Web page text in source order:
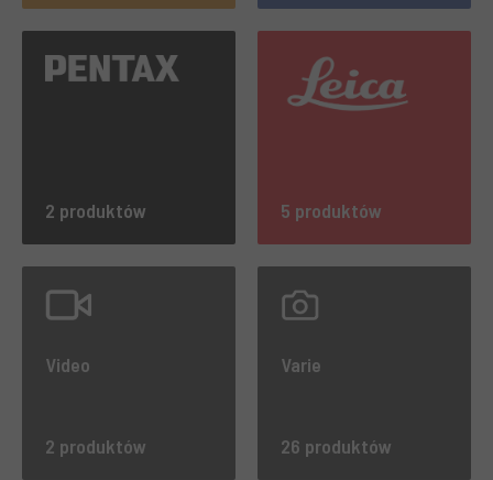
2 produktów 5 produktów
Video
2 produktów
Varie
26 produktów